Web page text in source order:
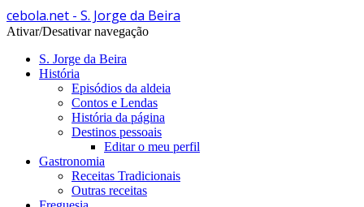
cebola.net - S. Jorge da Beira
Ativar/Desativar navegação
S. Jorge da Beira
História
Episódios da aldeia
Contos e Lendas
História da página
Destinos pessoais
Editar o meu perfil
Gastronomia
Receitas Tradicionais
Outras receitas